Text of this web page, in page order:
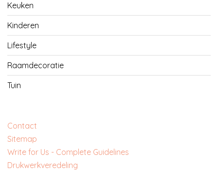
Keuken
Kinderen
Lifestyle
Raamdecoratie
Tuin
Contact
Sitemap
Write for Us - Complete Guidelines
‎Drukwerkveredeling